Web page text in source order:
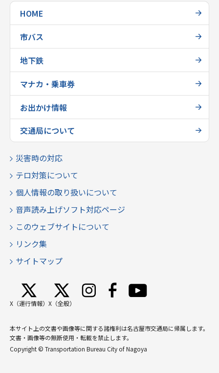
HOME
市バス
地下鉄
マナカ・乗車券
お出かけ情報
交通局について
災害時の対応
テロ対策について
個人情報の取り扱いについて
音声読み上げソフト対応ページ
このウェブサイトについて
リンク集
サイトマップ
X（運行情報） X（全般）
本サイト上の文書や画像等に関する諸権利は名古屋市交通局に帰属します。
文書・画像等の無断使用・転載を禁止します。
Copyright © Transportation Bureau City of Nagoya